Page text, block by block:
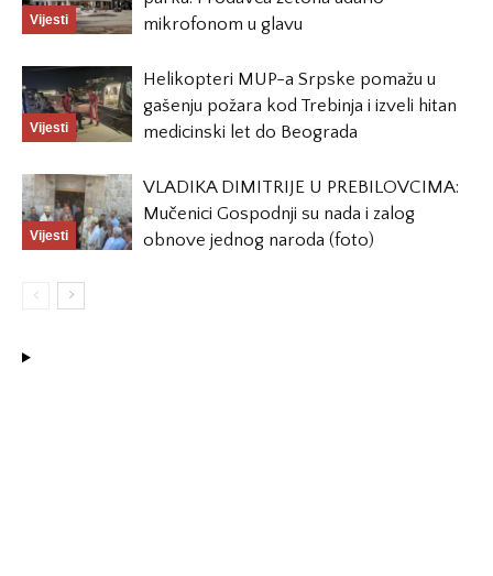
Vijesti
mikrofonom u glavu
Vijesti
Helikopteri MUP-a Srpske pomažu u
gašenju požara kod Trebinja i izveli hitan
medicinski let do Beograda
Vijesti
VLADIKA DIMITRIJE U PREBILOVCIMA:
Mučenici Gospodnji su nada i zalog
obnove jednog naroda (foto)